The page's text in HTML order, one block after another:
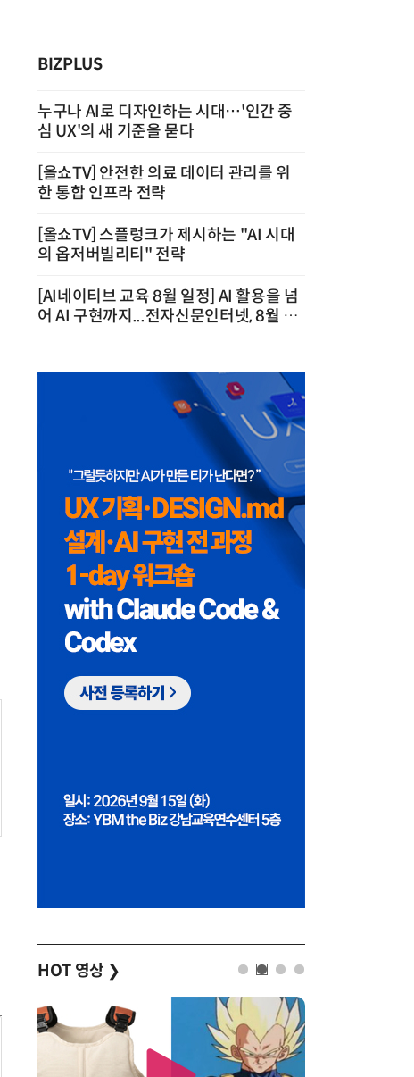
BIZPLUS
누구나 AI로 디자인하는 시대…'인간 중
심 UX'의 새 기준을 묻다
[올쇼TV] 안전한 의료 데이터 관리를 위
한 통합 인프라 전략
[올쇼TV] 스플렁크가 제시하는 "AI 시대
의 옵저버빌리티" 전략
[AI네이티브 교육 8월 일정] AI 활용을 넘
어 AI 구현까지...전자신문인터넷, 8월 실
HOT 영상 ❯